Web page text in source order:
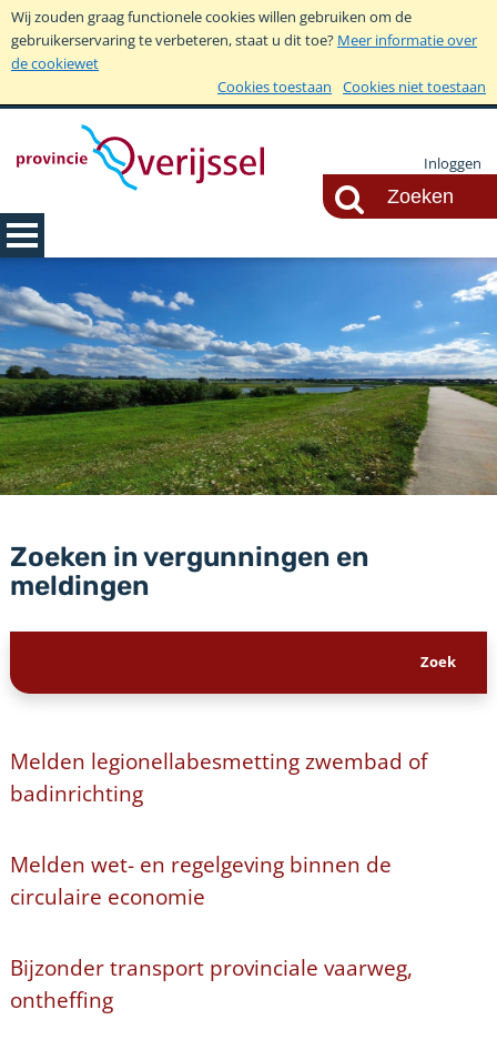
Wij zouden graag functionele cookies willen gebruiken om de
gebruikerservaring te verbeteren, staat u dit toe? Meer informatie over
de cookiewet
Cookies toestaan
Cookies niet toestaan
Inloggen
Zoeken in vergunningen en
meldingen
Melden legionellabesmetting zwembad of
badinrichting
Melden wet- en regelgeving binnen de
circulaire economie
Bijzonder transport provinciale vaarweg,
ontheffing